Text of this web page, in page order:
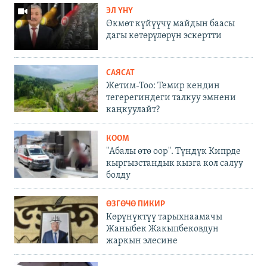
ЭЛ ҮНҮ
Өкмөт күйүүчү майдын баасы
дагы көтөрүлөрүн эскертти
САЯСАТ
Жетим-Тоо: Темир кендин
тегерегиндеги талкуу эмнени
каңкуулайт?
КООМ
"Абалы өтө оор". Түндүк Кипрде
кыргызстандык кызга кол салуу
болду
ӨЗГӨЧӨ ПИКИР
Көрүнүктүү тарыхнаамачы
Жаныбек Жакыпбековдун
жаркын элесине